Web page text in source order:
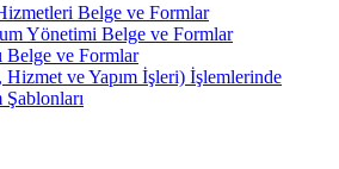
Belge ve Formlar
Yönetimi Belge ve Formlar
Belge ve Formlar
Hizmet ve Yapım İşleri) İşlemlerinde